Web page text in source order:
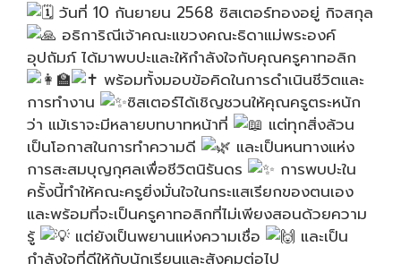
วันที่ 10 กันยายน 2568 ซิสเตอร์ทองอยู่ กิจสกุล
อธิการิณีเจ้าคณะแขวงคณะธิดาแม่พระองค์
อุปถัมภ์ ได้มาพบปะและให้กำลังใจกับคุณครูคาทอลิก
พร้อมทั้งมอบข้อคิดในการดำเนินชีวิตและ
การทำงาน
ซิสเตอร์ได้เชิญชวนให้คุณครูตระหนัก
ว่า แม้เราจะมีหลายบทบาทหน้าที่
แต่ทุกสิ่งล้วน
เป็นโอกาสในการทำความดี
และเป็นหนทางแห่ง
การสะสมบุญกุศลเพื่อชีวิตนิรันดร
การพบปะใน
ครั้งนี้ทำให้คณะครูยิ่งมั่นใจในกระแสเรียกของตนเอง
และพร้อมที่จะเป็นครูคาทอลิกที่ไม่เพียงสอนด้วยความ
รู้
แต่ยังเป็นพยานแห่งความเชื่อ
และเป็น
กำลังใจที่ดีให้กับนักเรียนและสังคมต่อไป